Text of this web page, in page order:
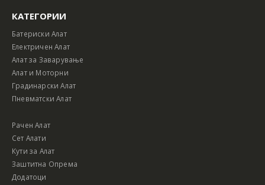
КАТЕГОРИИ
Батериски Алат
Електричен Алат
Алат за Заварување
Алат и Моторни
Градинарски Алат
Пневматски Алат
Рачен Алат
Сет Алати
Кути за Алат
Заштитна Опрема
Додатоци